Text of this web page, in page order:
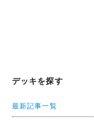
デッキを探す
最新記事一覧